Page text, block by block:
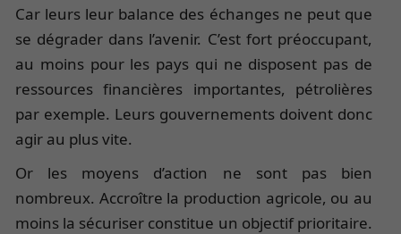
Car leurs leur balance des échanges ne peut que
se dégrader dans l’avenir. C’est fort préoccupant,
au moins pour les pays qui ne disposent pas de
ressources financières importantes, pétrolières
par exemple. Leurs gouvernements doivent donc
agir au plus vite.
Or les moyens d’action ne sont pas bien
nombreux. Accroître la production agricole, ou au
moins la sécuriser constitue un objectif prioritaire.